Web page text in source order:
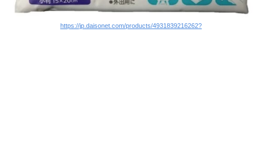
https://jp.daisonet.com/products/4931839216262?